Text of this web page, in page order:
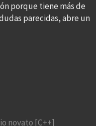
porque tiene más de
parecidas, abre un
novato [C++]